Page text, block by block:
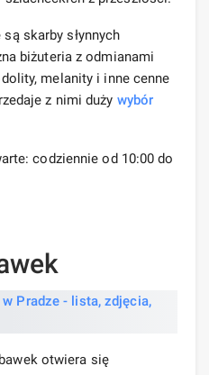
skarby słynnych
biżuteria z odmianami
melanity i inne cenne
z nimi duży wybór
codziennie od 10:00 do
otwiera się